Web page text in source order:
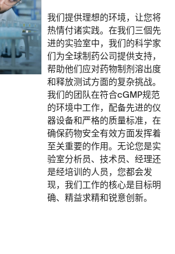
我们提供理想的环境，让您将
热情付诸实践。在我们三個先
进的实验室中，我们的科学家
们为全球制药公司提供支持，
帮助他们应对药物制剂溶出度
和释放测试方面的复杂挑战。
我们的团队在符合cGMP规范
的环境中工作，配备先进的仪
器设备和严格的质量标准，在
确保药物安全有效方面发挥着
至关重要的作用。无论您是实
验室分析员、技术员、经理还
是经培训的人员，您都会发
现，我们工作的核心是目标明
确、精益求精和锐意创新。